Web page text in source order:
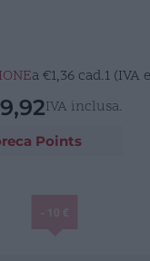
a€1,36cad.1 (IVA
IVA inclusa.
Points